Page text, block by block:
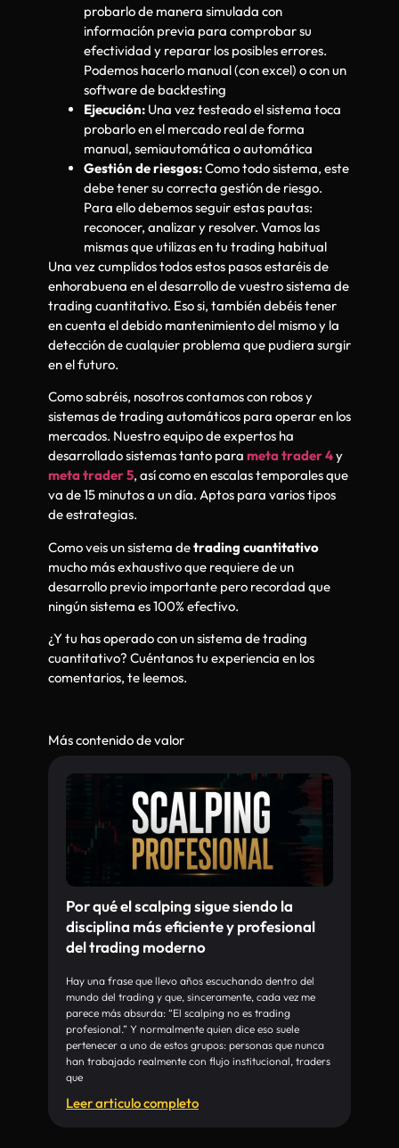
probarlo de manera simulada con
información previa para comprobar su
efectividad y reparar los posibles errores.
Podemos hacerlo manual (con excel) o con un
software de backtesting
Ejecución: Una vez testeado el sistema toca
probarlo en el mercado real de forma
manual, semiautomática o automática
Gestión de riesgos:Como todo sistema, este
debe tener su correcta gestión de riesgo.
Para ello debemos seguir estas pautas:
reconocer, analizar y resolver. Vamos las
mismas que utilizas en tu trading habitual
Una vez cumplidos todos estos pasos estaréis de
enhorabuena en el desarrollo de vuestro sistema de
trading cuantitativo. Eso si, también debéis tener
en cuenta el debido mantenimiento del mismo y la
detección de cualquier problema que pudiera surgir
en el futuro.
Como sabréis, nosotros contamos con robos y
sistemas de trading automáticos para operar en los
mercados. Nuestro equipo de expertos ha
desarrollado sistemas tanto para meta trader 4y
meta trader 5, así como en escalas temporales que
va de 15 minutos a un día. Aptos para varios tipos
de estrategias.
Como veis un sistema detrading cuantitativo
mucho más exhaustivo que requiere de un
desarrollo previo importante pero recordad que
ningún sistema es 100% efectivo.
¿Y tu has operado con un sistema de trading
cuantitativo? Cuéntanos tu experiencia en los
comentarios, te leemos.
Más contenido de valor
Por qué el scalping sigue siendo la
disciplina más eficiente y profesional
del trading moderno
Hay una frase que llevo años escuchando dentro del
mundo del trading y que, sinceramente, cada vez me
parece más absurda: “El scalping no es trading
profesional.” Y normalmente quien dice eso suele
pertenecer a uno de estos grupos: personas que nunca
han trabajado realmente con flujo institucional, traders
que
Leer articulo completo